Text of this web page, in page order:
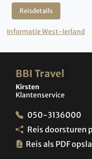
Reisdetails
Informatie West-Ierland
BBI Travel
Kirsten
Klantenservice
050-3136000
Reis doorsturen
Reis als PDF